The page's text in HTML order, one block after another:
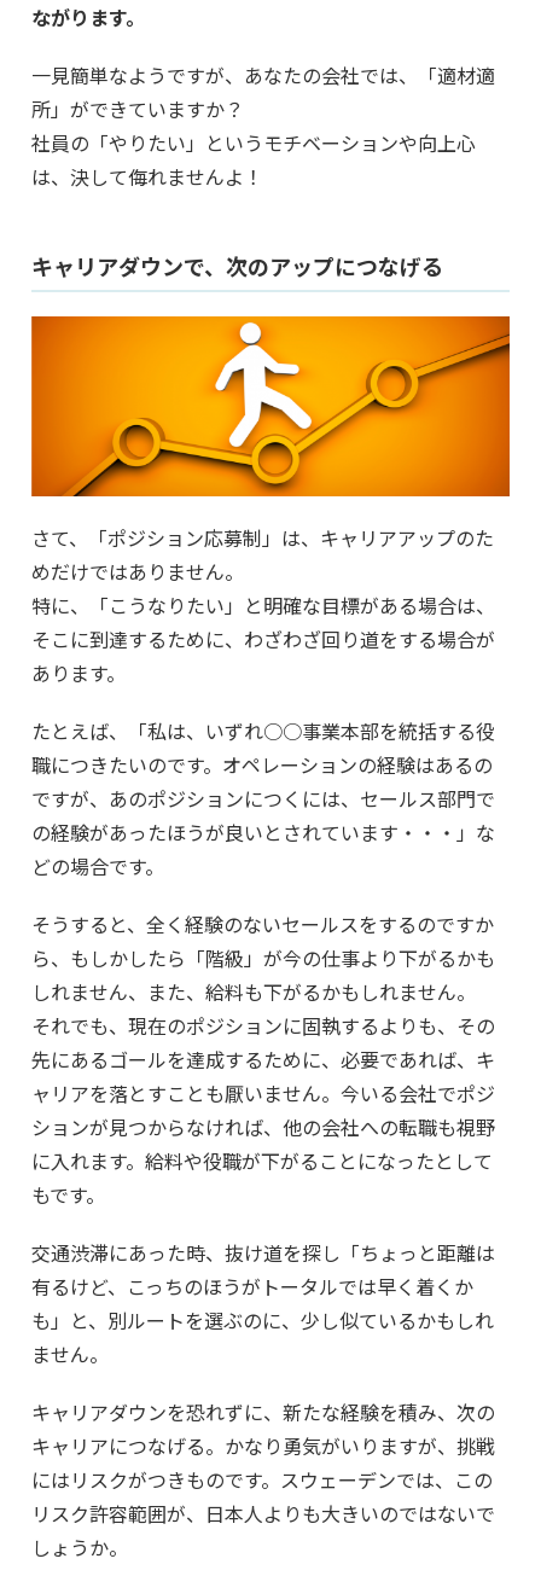
ながります。
一見簡単なようですが、あなたの会社では、「適材適
所」ができていますか？
社員の「やりたい」というモチベーションや向上心
は、決して侮れませんよ！
キャリアダウンで、次のアップにつなげる
さて、「ポジション応募制」は、キャリアアップのた
めだけではありません。
特に、「こうなりたい」と明確な目標がある場合は、
そこに到達するために、わざわざ回り道をする場合が
あります。
たとえば、「私は、いずれ○○事業本部を統括する役
職につきたいのです。オペレーションの経験はあるの
ですが、あのポジションにつくには、セールス部門で
の経験があったほうが良いとされています・・・」な
どの場合です。
そうすると、全く経験のないセールスをするのですか
ら、もしかしたら「階級」が今の仕事より下がるかも
しれません、また、給料も下がるかもしれません。
それでも、現在のポジションに固執するよりも、その
先にあるゴールを達成するために、必要であれば、キ
ャリアを落とすことも厭いません。今いる会社でポジ
ションが見つからなければ、他の会社への転職も視野
に入れます。給料や役職が下がることになったとして
もです。
交通渋滞にあった時、抜け道を探し「ちょっと距離は
有るけど、こっちのほうがトータルでは早く着くか
も」と、別ルートを選ぶのに、少し似ているかもしれ
ません。
キャリアダウンを恐れずに、新たな経験を積み、次の
キャリアにつなげる。かなり勇気がいりますが、挑戦
にはリスクがつきものです。スウェーデンでは、この
リスク許容範囲が、日本人よりも大きいのではないで
しょうか。